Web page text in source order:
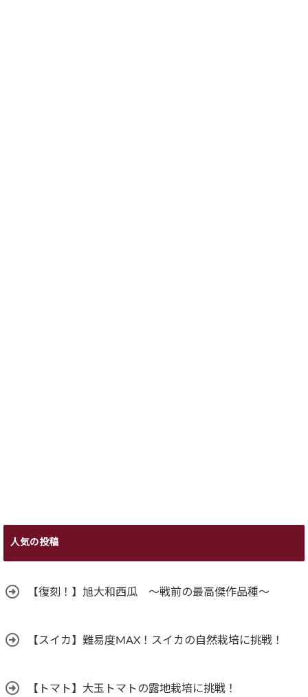
人気の投稿
【復刻！】旭大和西瓜 ～戦前の最高傑作品種～
【スイカ】難易度MAX！スイカの自然栽培に挑戦！
【トマト】大玉トマトの露地栽培に挑戦！